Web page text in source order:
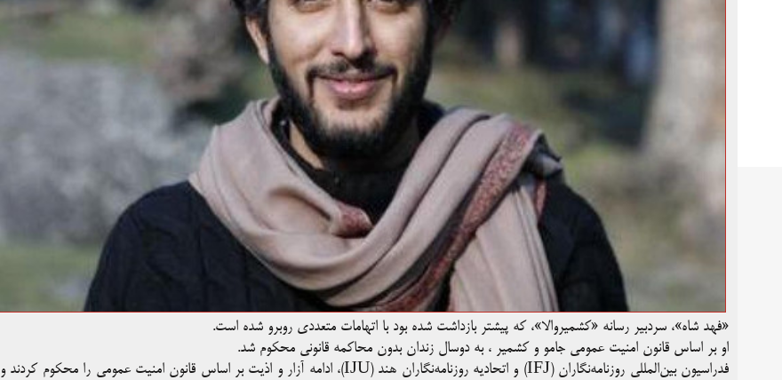
«فهد شاه»، سردبیر رسانه «کشمیروالا»، که پیشتر بازداشت شده بود با اتهامات متعددی روبرو شده است.
او بر اساس قانون امنیت عمومی جامو و کشمیر ، به دوسال زندان بدون محاکمه قانونی محکوم شد.
فدراسیون بین‌المللی روزنامه‌نگاران (IFJ) و اتحادیه روزنامه‌نگاران هند (IJU)، ادامه آزار و اذیت بر اساس قانون امنیت عمومی را محکوم کردند و